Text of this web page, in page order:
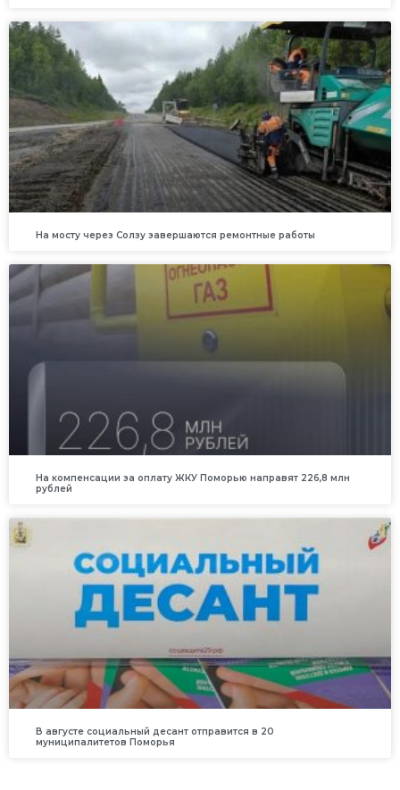
На мосту через Солзу завершаются ремонтные работы
На компенсации за оплату ЖКУ Поморью направят 226,8 млн
рублей
В августе социальный десант отправится в 20
муниципалитетов Поморья